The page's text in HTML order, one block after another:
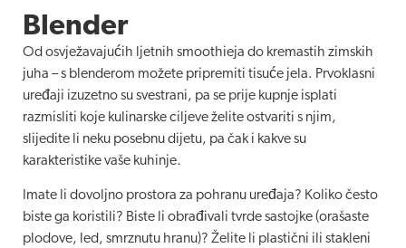
Blender
Od osvježavajućih ljetnih smoothieja do kremastih zimskih
juha – s blenderom možete pripremiti tisuće jela. Prvoklasni
uređaji izuzetno su svestrani, pa se prije kupnje isplati
razmisliti koje kulinarske ciljeve želite ostvariti s njim,
slijedite li neku posebnu dijetu, pa čak i kakve su
karakteristike vaše kuhinje.
Imate li dovoljno prostora za pohranu uređaja? Koliko često
biste ga koristili? Biste li obrađivali tvrde sastojke (orašaste
plodove, led, smrznutu hranu)? Želite li plastični ili stakleni